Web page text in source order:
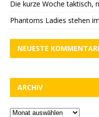
Die kurze Woche taktisch,
Phantoms Ladies stehen
NEUESTE
ARCHIV